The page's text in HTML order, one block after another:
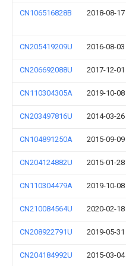
CN106516828B 2018-08-17
CN205419209U 2016-08-03
CN206692088U 2017-12-01
CN110304305A 2019-10-08
CN203497816U 2014-03-26
CN104891250A 2015-09-09
CN204124882U 2015-01-28
CN110304479A 2019-10-08
CN210084564U 2020-02-18
CN208922791U 2019-05-31
CN204184992U 2015-03-04